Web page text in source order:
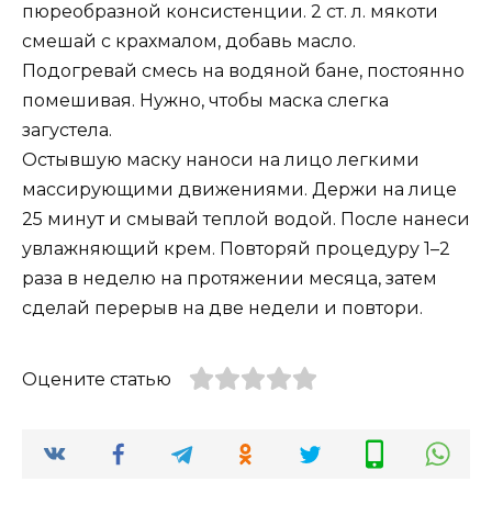
пюреобразной консистенции. 2 ст. л. мякоти
смешай с крахмалом, добавь масло.
Подогревай смесь на водяной бане, постоянно
помешивая. Нужно, чтобы маска слегка
загустела.
Остывшую маску наноси на лицо легкими
массирующими движениями. Держи на лице
25 минут и смывай теплой водой. После нанеси
увлажняющий крем. Повторяй процедуру 1–2
раза в неделю на протяжении месяца, затем
сделай перерыв на две недели и повтори.
Оцените статью